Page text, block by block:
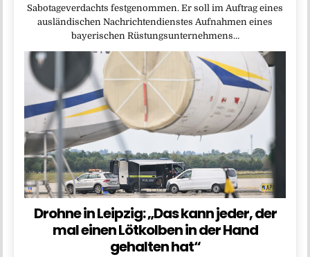
Sabotageverdachts festgenommen. Er soll im Auftrag eines
ausländischen Nachrichtendienstes Aufnahmen eines
bayerischen Rüstungsunternehmens…
Drohne in Leipzig: „Das kann jeder, der
mal einen Lötkolben in der Hand
gehalten hat“